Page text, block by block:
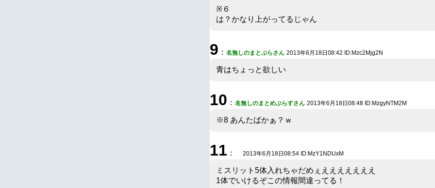
※６
は？かなり上がってるじゃん
9 ： 名無しのまとぷらさん 2013年6月18日08:42 ID:Mzc2Mjg2N
青はちょっと欲しい
10 ： 名無しのまとめぷらすさん 2013年6月18日08:48 ID:MzgyNTM2M
※8 あんたばかぁ？ｗ
11 ： 2013年6月18日08:54 ID:MzY1NDUxM
ミスリット5体入れちゃだめぇえええええええ
1体でいけるぞこの情報間違ってる！